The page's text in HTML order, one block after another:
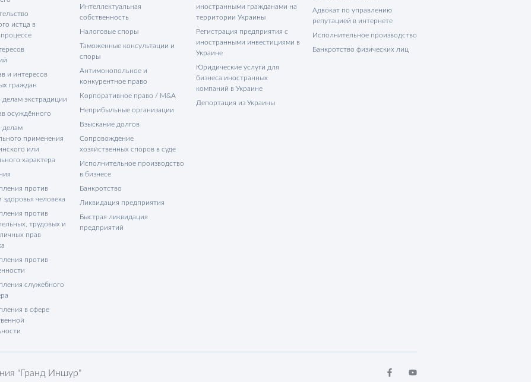
истца в
и интересов
граждан
делам экстрадиции
осуждённого
делам
применения
или
характера
против
здоровья человека
против
трудовых и
прав
против
служебного
в сфере
Интеллектуальная
собственность
Налоговые споры
Таможенные консультации и
споры
Антимонопольное и
конкурентное право
Корпоративное право / M&A
Неприбыльные организации
Взыскание долгов
Сопровождение
хозяйственных споров в суде
Исполнительное производство
в бизнесе
Банкротство
Ликвидация предприятия
Быстрая ликвидация
предприятий
иностранными гражданами на
территории Украины
Регистрация предприятия с
иностранными инвестициями в
Украине
Юридические услуги для
бизнеса иностранных
компаний в Украине
Депортация из Украины
Адвокат по управлению
репутацией в интернете
Исполнительное производство
Банкротство физических лиц
"Гранд Иншур"